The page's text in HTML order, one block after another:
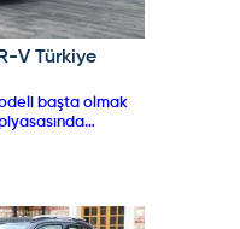
V Türkiye
başta olmak
zamana kadar